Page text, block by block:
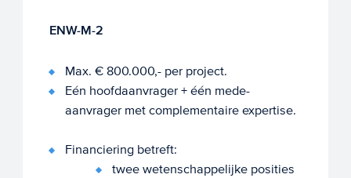
ENW-M-2
Max. € 800.000,- per project.
Eén hoofdaanvrager + één mede-
aanvrager met complementaire expertise.
Financiering betreft:
twee wetenschappelijke posities